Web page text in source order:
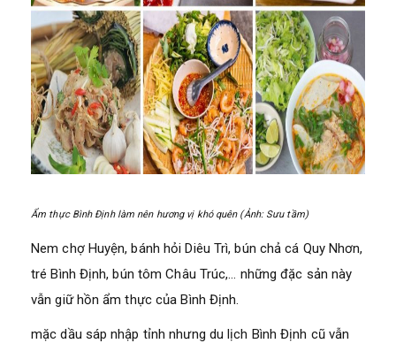
Ẩm thực Bình Định làm nên hương vị khó quên (Ảnh: Sưu tầm)
Nem chợ Huyện, bánh hỏi Diêu Trì, bún chả cá Quy Nhơn,
tré Bình Định, bún tôm Châu Trúc,… những đặc sản này
vẫn giữ hồn ẩm thực của Bình Định.
mặc dầu sáp nhập tỉnh nhưng du lịch Bình Định cũ vẫn